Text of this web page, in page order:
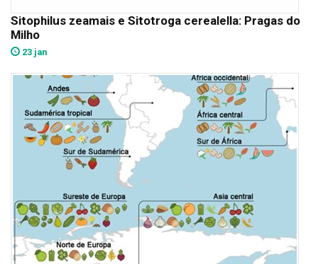
Sitophilus zeamais e Sitotroga cerealella: Pragas do
Milho
23 jan